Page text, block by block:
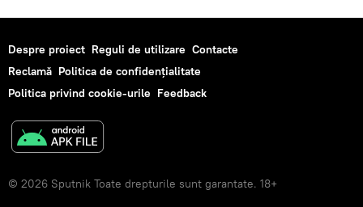
Despre proiect Reguli de utilizare Contacte
Reclamă Politica de confidențialitate
Politica privind cookie-urile Feedback
© 2026 Sputnik Toate drepturile sunt garantate. 18+